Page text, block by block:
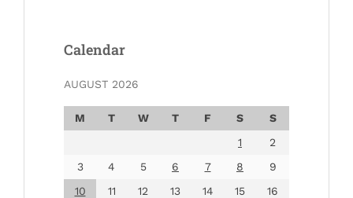
Calendar
AUGUST 2026
M T W T F S
S
1
2
3
4 5 6 7 8
9
10
11 12 13 14 15
16